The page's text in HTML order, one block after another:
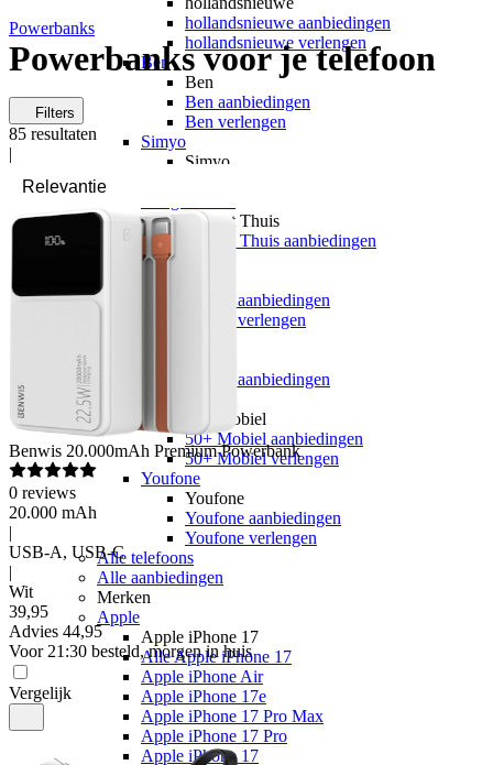
hollandsnieuwe aanbiedingen
hollandsnieuwe verlengen
Ben
Ben
Ben aanbiedingen
Ben verlengen
Simyo
Simyo
Budget Thuis
Budget Thuis aanbiedingen
Lebara
Lebara aanbiedingen
Lebara verlengen
Simpel aanbiedingen
50+ Mobiel
50+ Mobiel aanbiedingen
50+ Mobiel verlengen
Youfone
Youfone
Youfone aanbiedingen
Youfone verlengen
Alle telefoons
Alle aanbiedingen
Merken
Apple
Apple iPhone 17
Alle Apple iPhone 17
Apple iPhone Air
Apple iPhone 17e
Apple iPhone 17 Pro Max
Apple iPhone 17 Pro
Apple iPhone 17
Powerbanks
Powerbanks voor je telefoon
Filters
85 resultaten
|
Benwis 20.000mAh Premium Powerbank
0 reviews
20.000 mAh
|
USB-A, USB-C
|
Wit
39,95
Advies 44,95
Voor 21:30 besteld, morgen in huis
Vergelijk